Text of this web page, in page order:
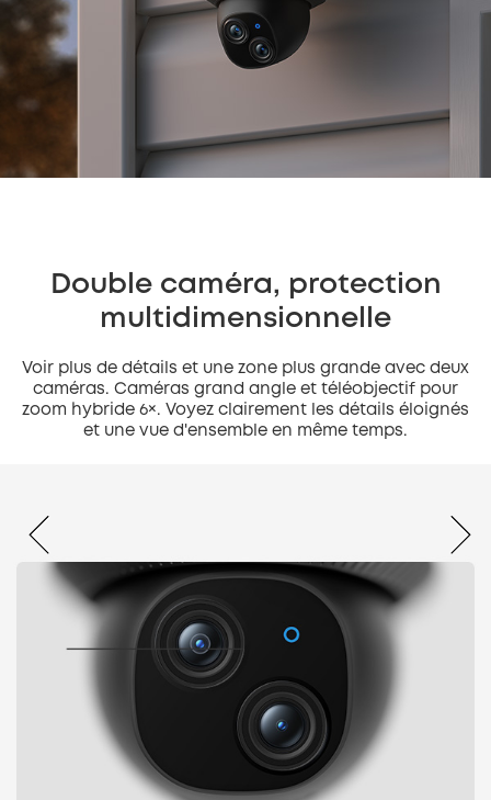
Double caméra, protection
multidimensionnelle
Voir plus de détails et une zone plus grande avec deux
caméras. Caméras grand angle et téléobjectif pour
zoom hybride 6×. Voyez clairement les détails éloignés
et une vue d'ensemble en même temps.